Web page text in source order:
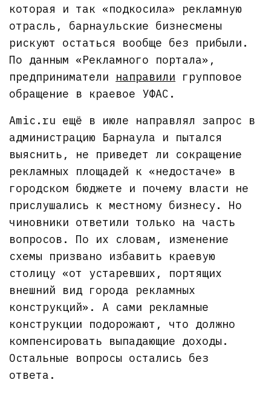
которая и так «подкосила» рекламную
отрасль, барнаульские бизнесмены
рискуют остаться вообще без прибыли.
По данным «Рекламного портала»,
предприниматели направили групповое
обращение в краевое УФАС.
Amic.ru ещё в июле направлял запрос в
администрацию Барнаула и пытался
выяснить, не приведет ли сокращение
рекламных площадей к «недостаче» в
городском бюджете и почему власти не
прислушались к местному бизнесу. Но
чиновники ответили только на часть
вопросов. По их словам, изменение
схемы призвано избавить краевую
столицу «от устаревших, портящих
внешний вид города рекламных
конструкций». А сами рекламные
конструкции подорожают, что должно
компенсировать выпадающие доходы.
Остальные вопросы остались без
ответа.